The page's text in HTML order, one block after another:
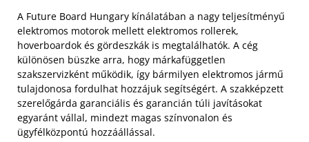
A Future Board Hungary kínálatában a nagy teljesítményű
elektromos motorok mellett elektromos rollerek,
hoverboardok és gördeszkák is megtalálhatók. A cég
különösen büszke arra, hogy márkafüggetlen
szakszervizként működik, így bármilyen elektromos jármű
tulajdonosa fordulhat hozzájuk segítségért. A szakképzett
szerelőgárda garanciális és garancián túli javításokat
egyaránt vállal, mindezt magas színvonalon és
ügyfélközpontú hozzáállással.